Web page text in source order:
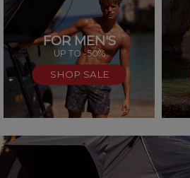
FOR MEN'S
UP TO -50%
SHOP SALE